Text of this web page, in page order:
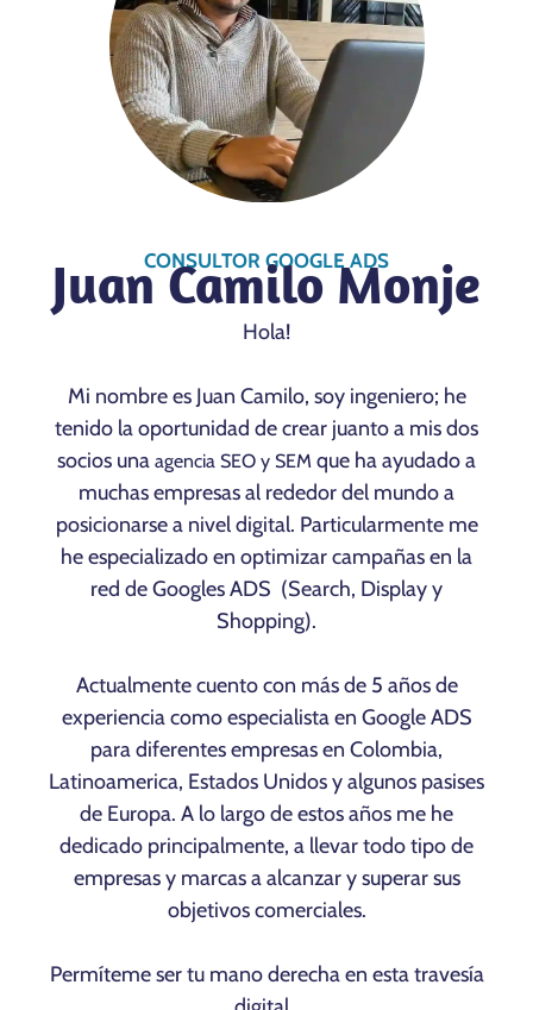
CONSULTOR GOOGLE ADS
Juan Camilo Monje
Hola!
Mi nombre es Juan Camilo, soy ingeniero; he
tenido la oportunidad de crear juanto a mis dos
socios una agencia SEO y SEM que ha ayudado a
muchas empresas al rededor del mundo a
posicionarse a nivel digital. Particularmente me
he especializado en optimizar campañas en la
red de Googles ADS (Search, Display y
Shopping).
Actualmente cuento con más de 5 años de
experiencia como especialista en Google ADS
para diferentes empresas en Colombia,
Latinoamerica, Estados Unidos y algunos pasises
de Europa. A lo largo de estos años me he
dedicado principalmente, a llevar todo tipo de
empresas y marcas a alcanzar y superar sus
objetivos comerciales.
Permíteme ser tu mano derecha en esta travesía